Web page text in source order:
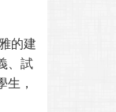
的建
、試
，